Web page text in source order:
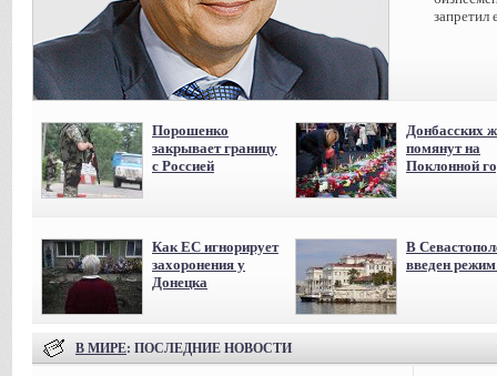
запретил
Порошенко
закрывает границу
с Россией
Донбасских
помянут на
Поклонной
Как ЕС игнорирует
захоронения у
Донецка
В
введен
В МИРЕ: ПОСЛЕДНИЕ НОВОСТИ